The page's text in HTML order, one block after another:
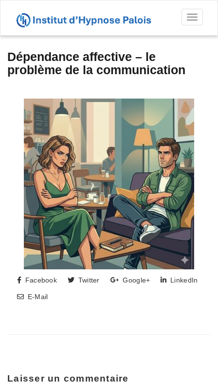
Dépendance affective – le
problème de la communication
Facebook Twitter Google+ LinkedIn
E-Mail
Laisser un commentaire